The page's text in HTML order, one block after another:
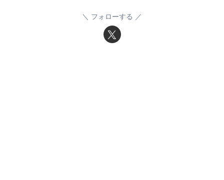
フォローする